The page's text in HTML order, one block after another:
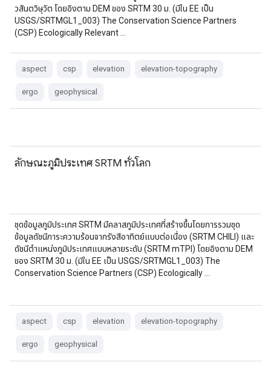
วสันตวิษุวัต โดยอิงตาม DEM ของ SRTM 30 ม. (มีใน EE เป็น
USGS/SRTMGL1_003) The Conservation Science Partners
(CSP) Ecologically Relevant …
aspect csp elevation elevation-topography
ergo geophysical
ลักษณะภูมิประเทศ SRTM ทั่วโลก
ชุดข้อมูลภูมิประเทศ SRTM มีคลาสภูมิประเทศที่สร้างขึ้นโดยการรวมชุด
ข้อมูลดัชนีภาระความร้อนจากรังสีอาทิตย์แบบต่อเนื่อง (SRTM CHILI) และ
ดัชนีตำแหน่งภูมิประเทศแบบหลายระดับ (SRTM mTPI) โดยอิงตาม DEM
ของ SRTM 30 ม. (มีใน EE เป็น USGS/SRTMGL1_003) The
Conservation Science Partners (CSP) Ecologically …
aspect csp elevation elevation-topography
ergo geophysical